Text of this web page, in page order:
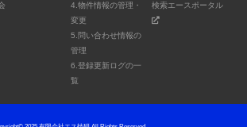
4.物件情報の管理・
変更
5.問い合わせ情報の
管理
6.登録更新ログの一
覧
検索エースポータル